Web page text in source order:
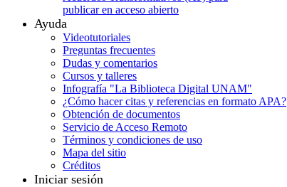
publicar en acceso abierto
Ayuda
Videotutoriales
Preguntas frecuentes
Dudas y comentarios
Cursos y talleres
Infografía "La Biblioteca Digital UNAM"
¿Cómo hacer citas y referencias en formato APA?
Obtención de documentos
Servicio de Acceso Remoto
Términos y condiciones de uso
Mapa del sitio
Créditos
Iniciar sesión